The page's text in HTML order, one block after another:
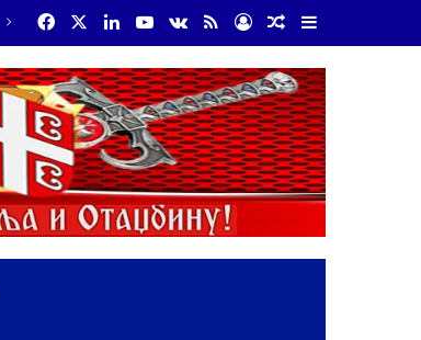
FacebookLinkedInYouTube
vk.com
RSS Log InRandom Article